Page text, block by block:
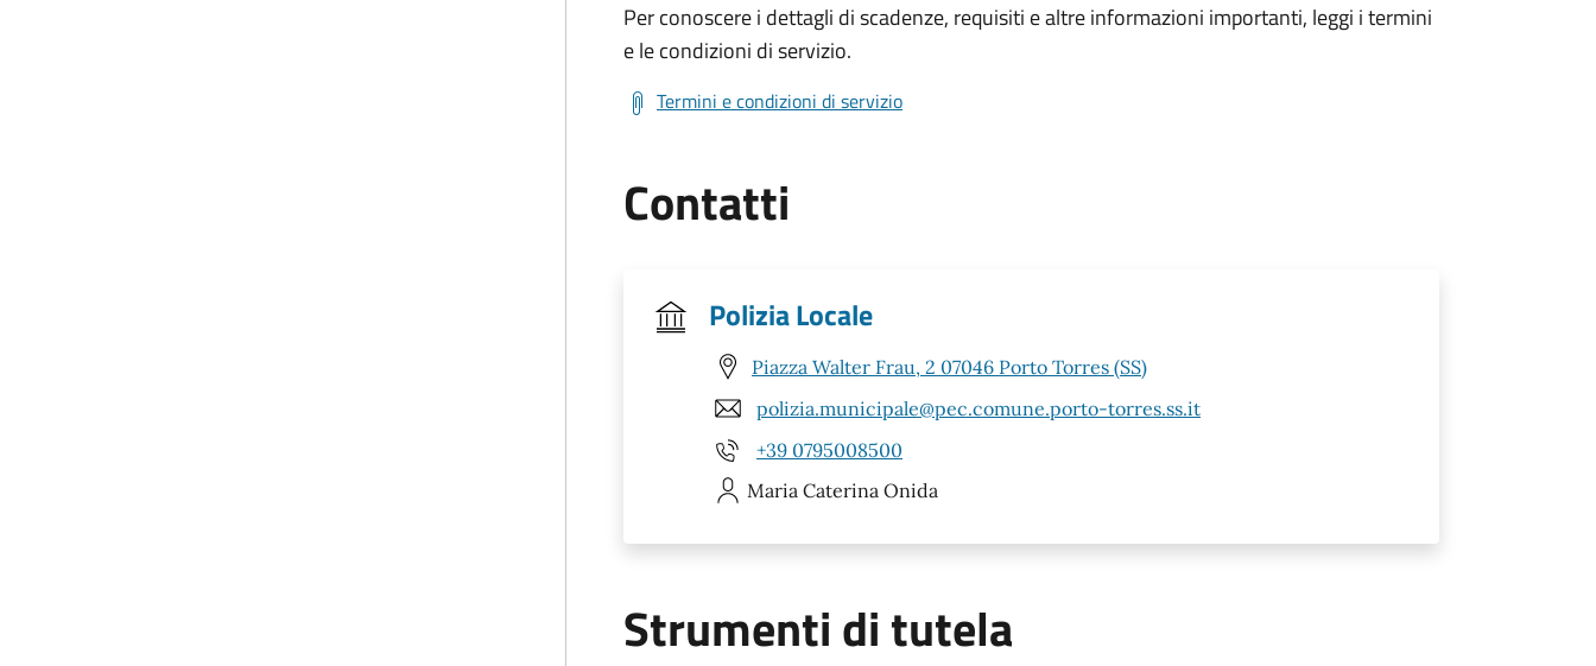
Per conoscere i dettagli di scadenze, requisiti e altre informazioni importanti, leggi i termini
e le condizioni di servizio.
Termini e condizioni di servizio
Contatti
Polizia Locale
Piazza Walter Frau, 2 07046 Porto Torres (SS)
polizia.municipale@pec.comune.porto-torres.ss.it
+39 0795008500
Maria Caterina Onida
Strumenti di tutela